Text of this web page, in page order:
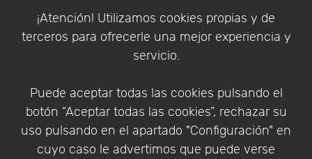
¡Atención! Utilizamos cookies propias y de
terceros para ofrecerle una mejor experiencia y
servicio.
Puede aceptar todas las cookies pulsando el
botón “Aceptar todas las cookies”, rechazar su
uso pulsando en el apartado "Configuración" en
cuyo caso le advertimos que puede verse
Condiciones de compra
Identificarse